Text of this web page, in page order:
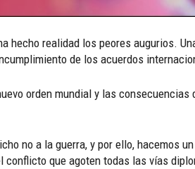
hecho realidad los peores augurios.
de los acuerdos
orden mundial y las consecuencias
no a la guerra, y por ello, hacemos
que agoten todas las vías